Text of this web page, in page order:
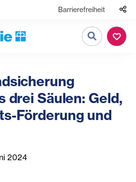
Barrierefreiheit
Suche
drei Säulen: Geld,
Förderung und
2024